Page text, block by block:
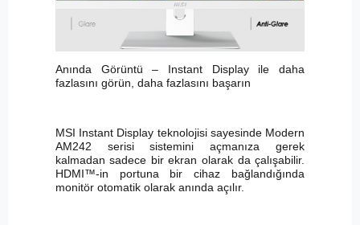
Anında Görüntü – Instant Display ile daha
fazlasını görün, daha fazlasını başarın
MSI Instant Display teknolojisi sayesinde Modern
AM242 serisi sistemini açmanıza gerek
kalmadan sadece bir ekran olarak da çalışabilir.
HDMI™-in portuna bir cihaz bağlandığında
monitör otomatik olarak anında açılır.